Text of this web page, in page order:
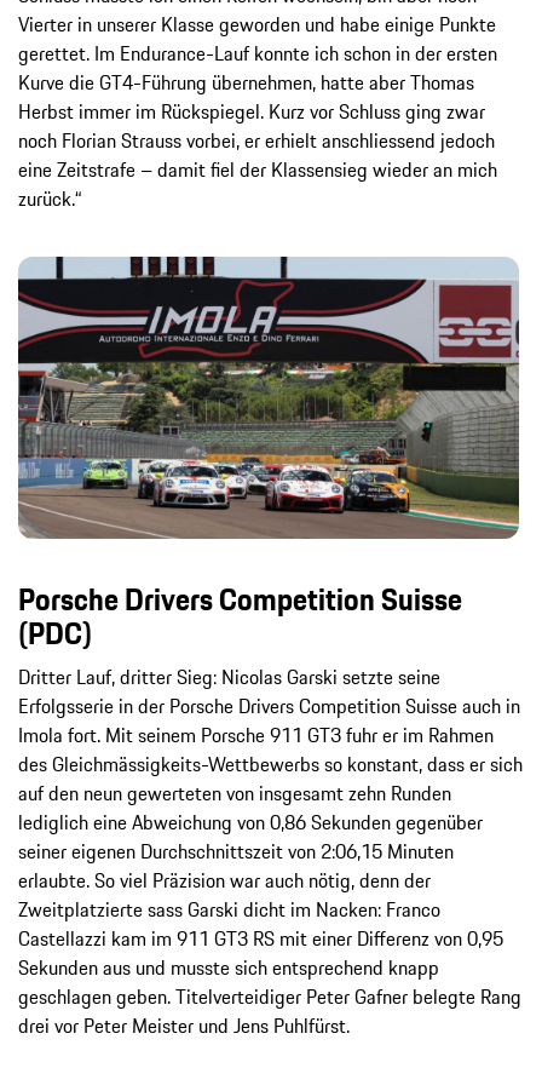
Vierter in unserer Klasse geworden und habe einige Punkte
gerettet. Im Endurance-Lauf konnte ich schon in der ersten
Kurve die GT4-Führung übernehmen, hatte aber Thomas
Herbst immer im Rückspiegel. Kurz vor Schluss ging zwar
noch Florian Strauss vorbei, er erhielt anschliessend jedoch
eine Zeitstrafe – damit fiel der Klassensieg wieder an mich
zurück.“
Porsche Drivers Competition Suisse
(PDC)
Dritter Lauf, dritter Sieg: Nicolas Garski setzte seine
Erfolgsserie in der Porsche Drivers Competition Suisse auch in
Imola fort. Mit seinem Porsche 911 GT3 fuhr er im Rahmen
des Gleichmässigkeits-Wettbewerbs so konstant, dass er sich
auf den neun gewerteten von insgesamt zehn Runden
lediglich eine Abweichung von 0,86 Sekunden gegenüber
seiner eigenen Durchschnittszeit von 2:06,15 Minuten
erlaubte. So viel Präzision war auch nötig, denn der
Zweitplatzierte sass Garski dicht im Nacken: Franco
Castellazzi kam im 911 GT3 RS mit einer Differenz von 0,95
Sekunden aus und musste sich entsprechend knapp
geschlagen geben. Titelverteidiger Peter Gafner belegte Rang
drei vor Peter Meister und Jens Puhlfürst.